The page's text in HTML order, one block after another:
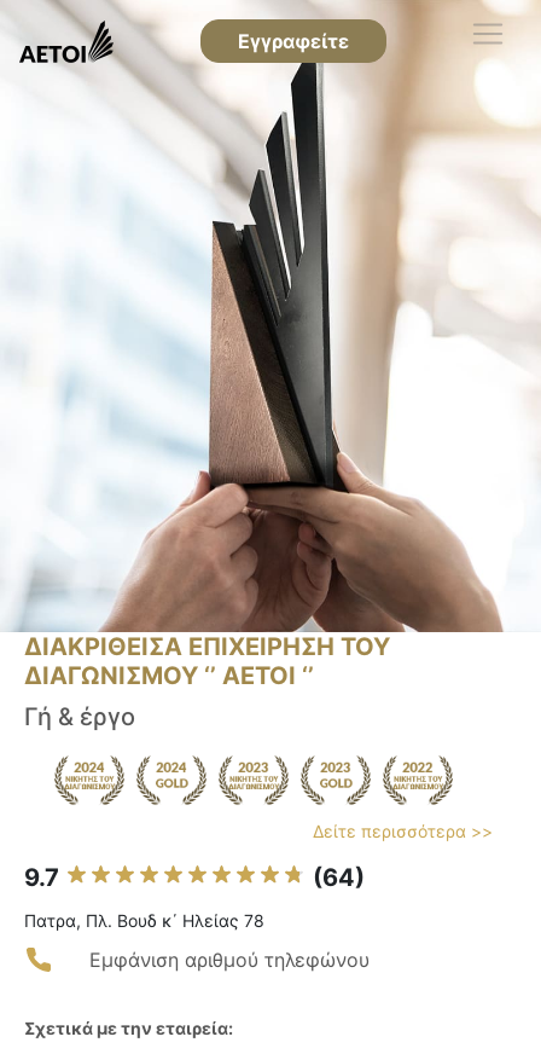
Εγγραφείτε
ΔΙΑΚΡΙΘΕΙΣΑ ΕΠΙΧΕΙΡΗΣΗ ΤΟΥ
ΔΙΑΓΩΝΙΣΜΟΥ ‘’ ΑΕΤΟΙ ‘’
Γή & έργο
Δείτε περισσότερα >>
9.7 (64)
Πατρα, Πλ. Βουδ κ΄ Ηλείας 78
Εμφάνιση αριθμού τηλεφώνου
Σχετικά με την εταιρεία: